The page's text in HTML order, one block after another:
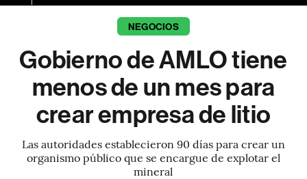
NEGOCIOS
Gobierno de AMLO tiene
menos de un mes para
crear empresa de litio
Las autoridades establecieron 90 días para crear un
organismo público que se encargue de explotar el
mineral